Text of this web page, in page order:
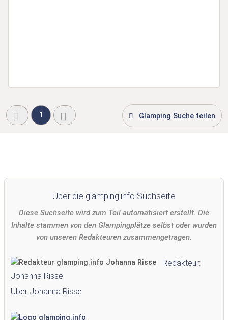
1 Glamping Suche teilen
Über die glamping.info Suchseite
Diese Suchseite wird zum Teil automatisiert erstellt. Die
Inhalte stammen von den Glampingplätze selbst oder wurden
von unseren Redakteuren zusammengetragen.
Redakteur:
Johanna Risse
Über Johanna Risse